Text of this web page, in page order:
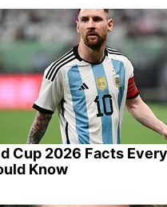
Cup 2026 Facts
Know